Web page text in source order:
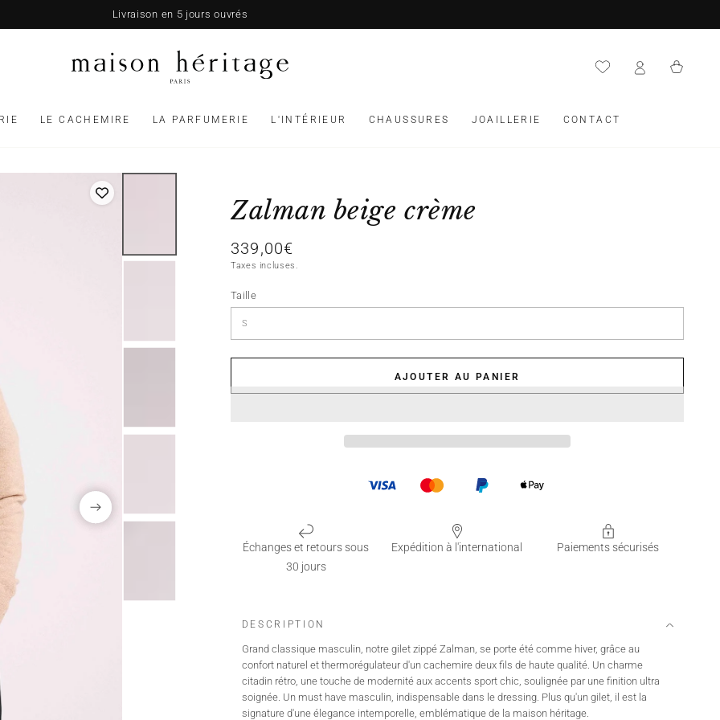
Livraison en 5 jours ouvrés
LE CACHEMIRE LA PARFUMERIE L'INTÉRIEUR CHAUSSURES JOAILLERIE CONTACT
Panier
Zalman beige crème
Prix
normal
339,00€
Taxes incluses.
Taille
AJOUTER AU PANIER
Échanges et retours sous
30 jours
Expédition à l'international Paiements sécurisés
DESCRIPTION
Grand classique masculin, notre gilet zippé Zalman, se porte été comme hiver, grâce au
confort naturel et thermorégulateur d'un cachemire deux fils de haute qualité. Un charme
citadin rétro, une touche de modernité aux accents sport chic, soulignée par une finition ultra
soignée. Un must have masculin, indispensable dans le dressing. Plus qu'un gilet, il est la
signature d'une élegance intemporelle, emblématique de la maison héritage.